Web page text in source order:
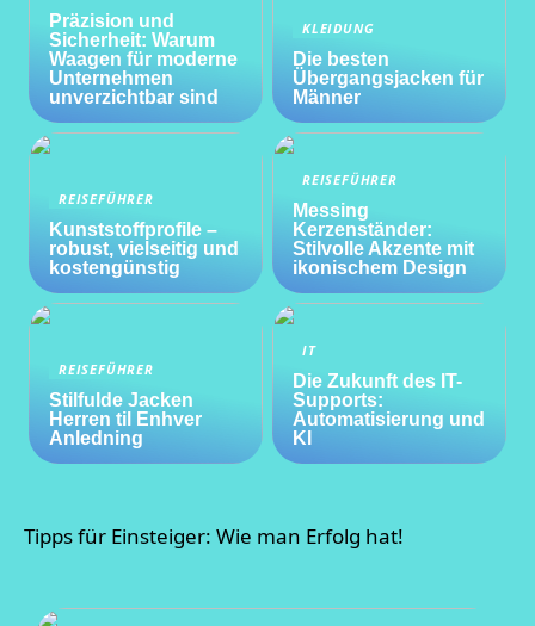
Präzision und
Sicherheit: Warum
Waagen für moderne
Unternehmen
unverzichtbar sind
KLEIDUNG
Die besten
Übergangsjacken für
Männer
REISEFÜHRER
Kunststoffprofile –
robust, vielseitig und
kostengünstig
REISEFÜHRER
Messing
Kerzenständer:
Stilvolle Akzente mit
ikonischem Design
REISEFÜHRER
Stilfulde Jacken
Herren til Enhver
Anledning
IT
Die Zukunft des IT-
Supports:
Automatisierung und
KI
Tipps für Einsteiger: Wie man Erfolg hat!